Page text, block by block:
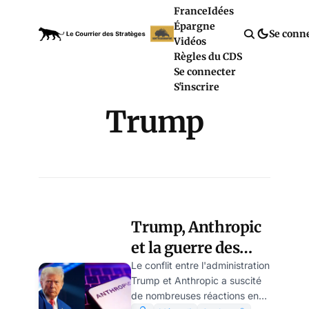
FranceIdées
Épargne
Vidéos
Règles du CDS
Se connecter
S'inscrire
Se
Trump
Trump, Anthropic
et la guerre des
empires
numériques, par
Le conflit entre l'administration
Trump et Anthropic a suscité
de nombreuses réactions en